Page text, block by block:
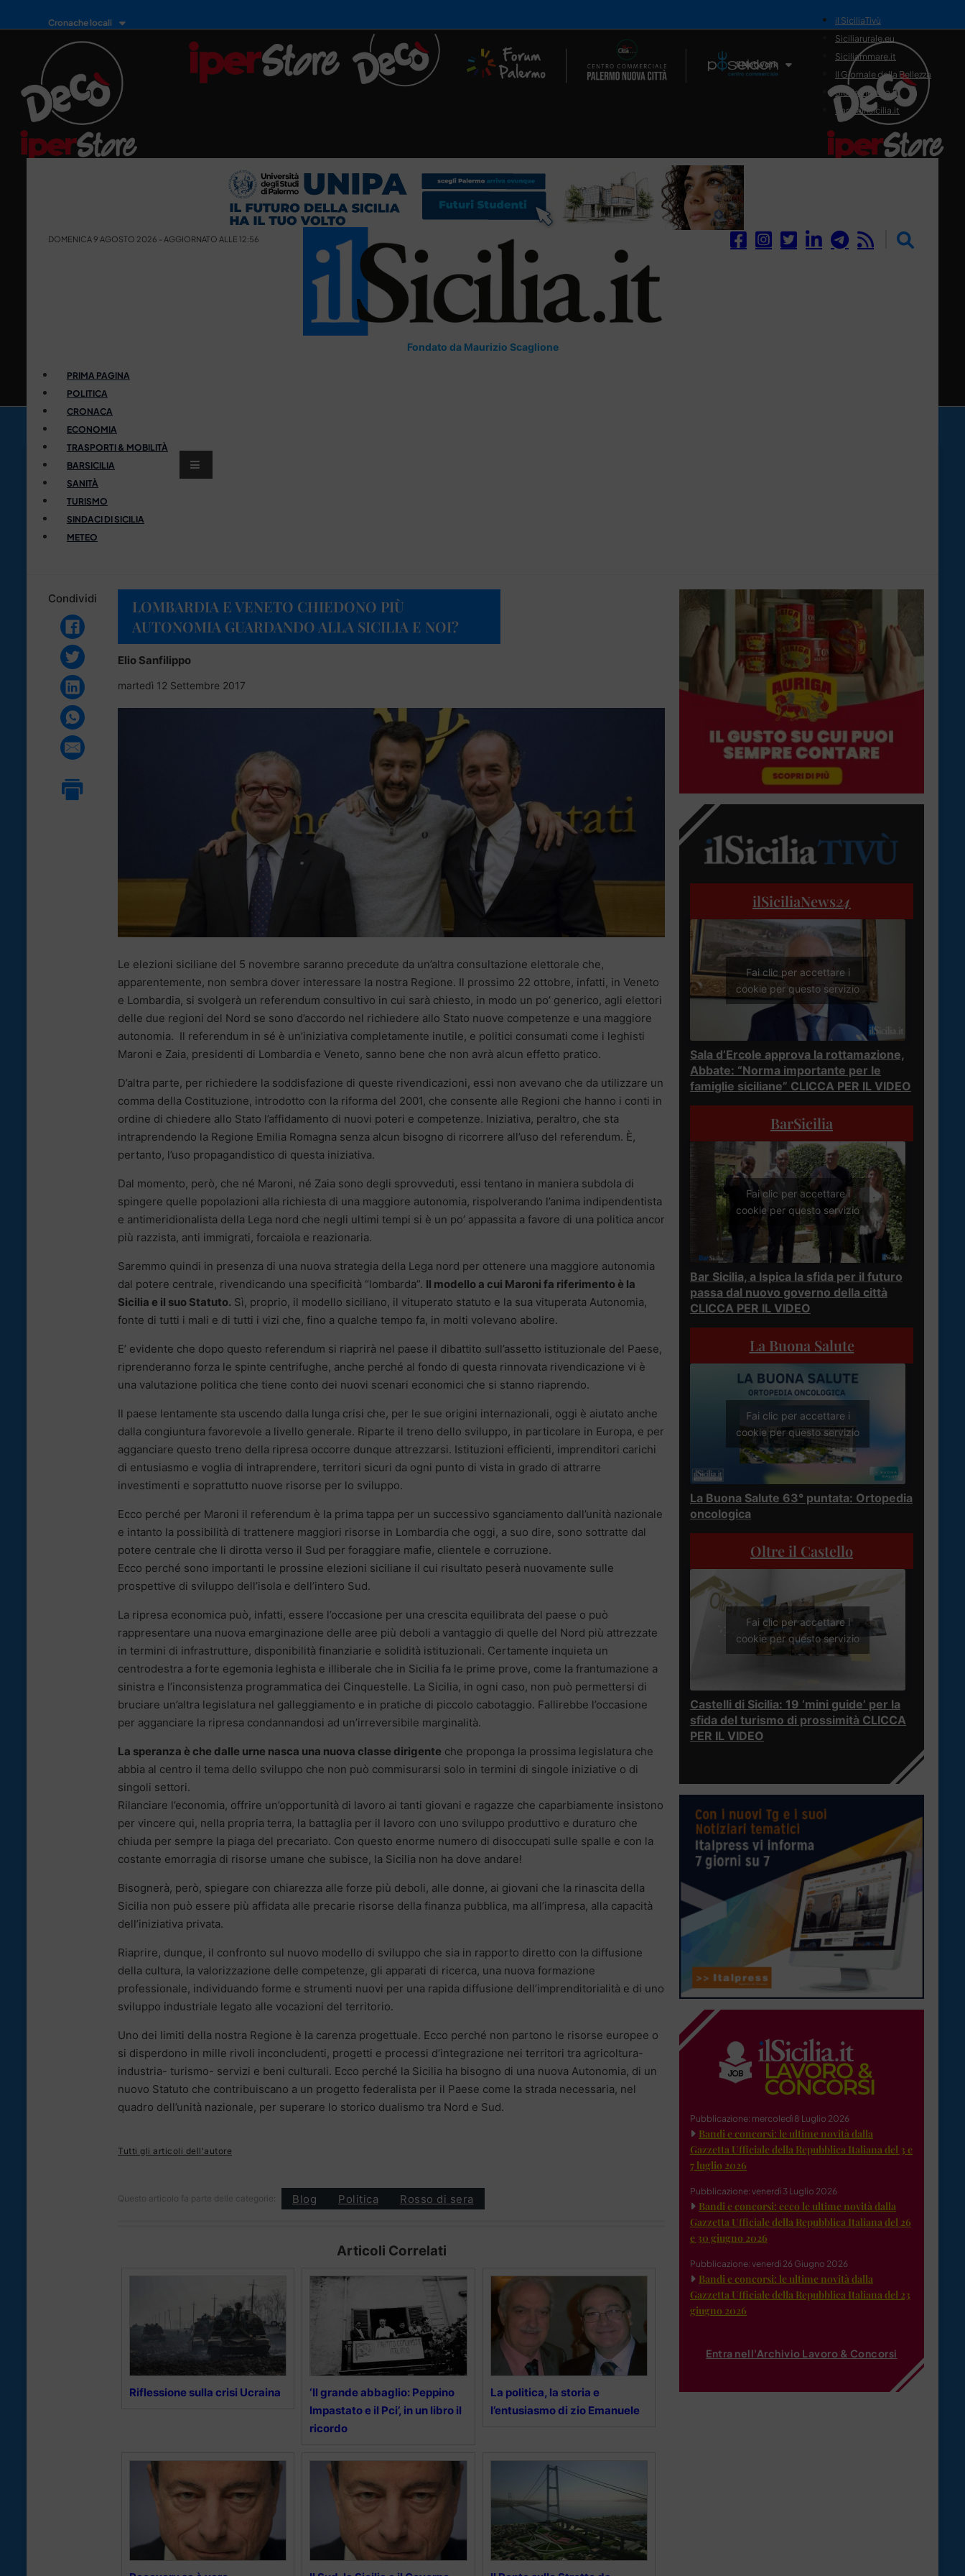
Cronache locali
Il Network
il SiciliaTivù
Siciliarurale.eu
Siciliammare.it
Il Giornale della Bellezza
Siciliamedica.it
Sanitainsicilia.it
DOMENICA 9 AGOSTO 2026 - AGGIORNATO ALLE 12:56
Fondato da Maurizio Scaglione
PRIMA PAGINA
POLITICA
CRONACA
ECONOMIA
TRASPORTI & MOBILITÀ
BARSICILIA
SANITÀ
TURISMO
SINDACI DI SICILIA
METEO
Condividi
LOMBARDIA E VENETO CHIEDONO PIÙ
AUTONOMIA GUARDANDO ALLA SICILIA E NOI?
Elio Sanfilippo
martedì 12 Settembre 2017
Le elezioni siciliane del 5 novembre saranno precedute da un’altra consultazione elettorale che,
apparentemente, non sembra dover interessare la nostra Regione. Il prossimo 22 ottobre, infatti, in Veneto
e Lombardia, si svolgerà un referendum consultivo in cui sarà chiesto, in modo un po’ generico, agli elettori
delle due regioni del Nord se sono d’accordo nel richiedere allo Stato nuove competenze e una maggiore
autonomia. Il referendum in sé è un’iniziativa completamente inutile, e politici consumati come i leghisti
Maroni e Zaia, presidenti di Lombardia e Veneto, sanno bene che non avrà alcun effetto pratico.
D’altra parte, per richiedere la soddisfazione di queste rivendicazioni, essi non avevano che da utilizzare un
comma della Costituzione, introdotto con la riforma del 2001, che consente alle Regioni che hanno i conti in
ordine di chiedere allo Stato l’affidamento di nuovi poteri e competenze. Iniziativa, peraltro, che sta
intraprendendo la Regione Emilia Romagna senza alcun bisogno di ricorrere all’uso del referendum. È,
pertanto, l’uso propagandistico di questa iniziativa.
Dal momento, però, che né Maroni, né Zaia sono degli sprovveduti, essi tentano in maniera subdola di
spingere quelle popolazioni alla richiesta di una maggiore autonomia, rispolverando l’anima indipendentista
e antimeridionalista della Lega nord che negli ultimi tempi si è un po’ appassita a favore di una politica ancor
più razzista, anti immigrati, forcaiola e reazionaria.
Saremmo quindi in presenza di una nuova strategia della Lega nord per ottenere una maggiore autonomia
dal potere centrale, rivendicando una specificità “lombarda”. Il modello a cui Maroni fa riferimento è la
Sicilia e il suo Statuto. Sì, proprio, il modello siciliano, il vituperato statuto e la sua vituperata Autonomia,
fonte di tutti i mali e di tutti i vizi che, fino a qualche tempo fa, in molti volevano abolire.
E’ evidente che dopo questo referendum si riaprirà nel paese il dibattito sull’assetto istituzionale del Paese,
riprenderanno forza le spinte centrifughe, anche perché al fondo di questa rinnovata rivendicazione vi è
una valutazione politica che tiene conto dei nuovi scenari economici che si stanno riaprendo.
Il paese lentamente sta uscendo dalla lunga crisi che, per le sue origini internazionali, oggi è aiutato anche
dalla congiuntura favorevole a livello generale. Riparte il treno dello sviluppo, in particolare in Europa, e per
agganciare questo treno della ripresa occorre dunque attrezzarsi. Istituzioni efficienti, imprenditori carichi
di entusiasmo e voglia di intraprendere, territori sicuri da ogni punto di vista in grado di attrarre
investimenti e soprattutto nuove risorse per lo sviluppo.
Ecco perché per Maroni il referendum è la prima tappa per un successivo sganciamento dall’unità nazionale
e intanto la possibilità di trattenere maggiori risorse in Lombardia che oggi, a suo dire, sono sottratte dal
potere centrale che li dirotta verso il Sud per foraggiare mafie, clientele e corruzione.
Ecco perché sono importanti le prossine elezioni siciliane il cui risultato peserà nuovamente sulle
prospettive di sviluppo dell’isola e dell’intero Sud.
La ripresa economica può, infatti, essere l’occasione per una crescita equilibrata del paese o può
rappresentare una nuova emarginazione delle aree più deboli a vantaggio di quelle del Nord più attrezzate
in termini di infrastrutture, disponibilità finanziarie e solidità istituzionali. Certamente inquieta un
centrodestra a forte egemonia leghista e illiberale che in Sicilia fa le prime prove, come la frantumazione a
sinistra e l’inconsistenza programmatica dei Cinquestelle. La Sicilia, in ogni caso, non può permettersi di
bruciare un’altra legislatura nel galleggiamento e in pratiche di piccolo cabotaggio. Fallirebbe l’occasione
per agganciare la ripresa condannandosi ad un’irreversibile marginalità.
La speranza è che dalle urne nasca una nuova classe dirigente che proponga la prossima legislatura che
abbia al centro il tema dello sviluppo che non può commisurarsi solo in termini di singole iniziative o di
singoli settori.
Rilanciare l’economia, offrire un’opportunità di lavoro ai tanti giovani e ragazze che caparbiamente insistono
per vincere qui, nella propria terra, la battaglia per il lavoro con uno sviluppo produttivo e duraturo che
chiuda per sempre la piaga del precariato. Con questo enorme numero di disoccupati sulle spalle e con la
costante emorragia di risorse umane che subisce, la Sicilia non ha dove andare!
Bisognerà, però, spiegare con chiarezza alle forze più deboli, alle donne, ai giovani che la rinascita della
Sicilia non può essere più affidata alle precarie risorse della finanza pubblica, ma all’impresa, alla capacità
dell’iniziativa privata.
Riaprire, dunque, il confronto sul nuovo modello di sviluppo che sia in rapporto diretto con la diffusione
della cultura, la valorizzazione delle competenze, gli apparati di ricerca, una nuova formazione
professionale, individuando forme e strumenti nuovi per una rapida diffusione dell’imprenditorialità e di uno
sviluppo industriale legato alle vocazioni del territorio.
Uno dei limiti della nostra Regione è la carenza progettuale. Ecco perché non partono le risorse europee o
si disperdono in mille rivoli inconcludenti, progetti e processi d’integrazione nei territori tra agricoltura-
industria- turismo- servizi e beni culturali. Ecco perché la Sicilia ha bisogno di una nuova Autonomia, di un
nuovo Statuto che contribuiscano a un progetto federalista per il Paese come la strada necessaria, nel
quadro dell’unità nazionale, per superare lo storico dualismo tra Nord e Sud.
Tutti gli articoli dell'autore
Questo articolo fa parte delle categorie: Blog Politica Rosso di sera
Articoli Correlati
Riflessione sulla crisi Ucraina
‘Il grande abbaglio: Peppino
Impastato e il Pci’, in un libro il
ricordo
La politica, la storia e
l’entusiasmo di zio Emanuele
ilSiciliaNews24
Fai clic per accettare i
cookie per questo servizio
Sala d’Ercole approva la rottamazione,
Abbate: “Norma importante per le
famiglie siciliane” CLICCA PER IL VIDEO
BarSicilia
Fai clic per accettare i
cookie per questo servizio
Bar Sicilia, a Ispica la sfida per il futuro
passa dal nuovo governo della città
CLICCA PER IL VIDEO
La Buona Salute
Fai clic per accettare i
cookie per questo servizio
La Buona Salute 63° puntata: Ortopedia
oncologica
Oltre il Castello
Fai clic per accettare i
cookie per questo servizio
Castelli di Sicilia: 19 ‘mini guide’ per la
sfida del turismo di prossimità CLICCA
PER IL VIDEO
Pubblicazione: mercoledì 8 Luglio 2026
Bandi e concorsi: le ultime novità dalla
Gazzetta Ufficiale della Repubblica Italiana del 3 e
7 luglio 2026
Pubblicazione: venerdì 3 Luglio 2026
Bandi e concorsi: ecco le ultime novità dalla
Gazzetta Ufficiale della Repubblica Italiana del 26
e 30 giugno 2026
Pubblicazione: venerdì 26 Giugno 2026
Bandi e concorsi: le ultime novità dalla
Gazzetta Ufficiale della Repubblica Italiana del 23
giugno 2026
Entra nell'Archivio Lavoro & Concorsi